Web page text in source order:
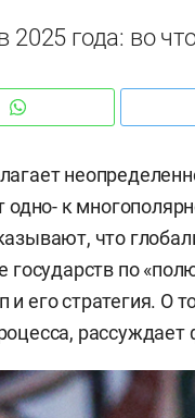
года: во
к
что
государств по
его стратегия. О